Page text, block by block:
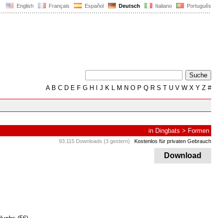
English Français Español Deutsch Italiano Português
AB C D E F G H J K L M N O P Q R S T U V W X Y Z #
in Dingbats > Formen
93.115 Downloads (3 gestern) Kostenlos für privaten Gebrauch
Download